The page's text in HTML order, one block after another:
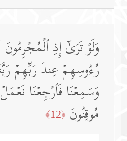
وَلَوۡ تَرَىٰۤ إِذِ ٱلۡمُجۡرِمُونَ
رُءُوسِهِمۡ عِندَ رَبِّهِمۡ
وَسَمِعۡنَا فَٱرۡجِعۡنَا
مُوقِنُونَ ﴿12﴾